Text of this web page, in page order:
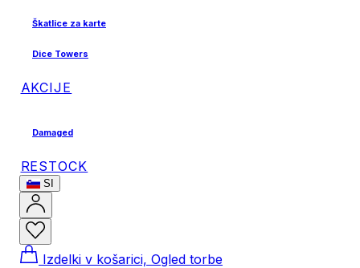
Škatlice za karte
Dice Towers
AKCIJE
Damaged
RESTOCK
SI
Izdelki v košarici, Ogled torbe